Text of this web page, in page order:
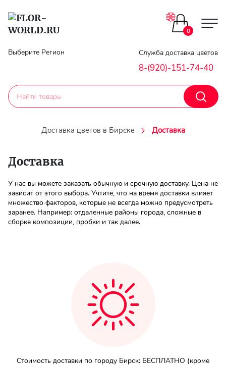
Главная
Гарантии
Доставка
Личный
кобинет
Выберите Регион Служба доставка цветов
8-(920)-151-74-40
0
Доставка цветов в Бирске Доставка
Доставка
У нас вы можете заказать обычную и срочную доставку. Цена не
зависит от этого выбора. Учтите, что на время доставки влияет
множество факторов, которые не всегда можно предусмотреть
заранее. Например: отдаленные районы города, сложные в
сборке композиции, пробки и так далее.
Стоимость доставки по городу Бирск: БЕСПЛАТНО (кроме